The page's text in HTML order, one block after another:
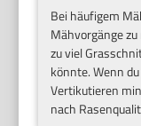
Bei häufigem
Mähvorgänge
zu viel
könnte. Wenn
Vertikutieren
nach